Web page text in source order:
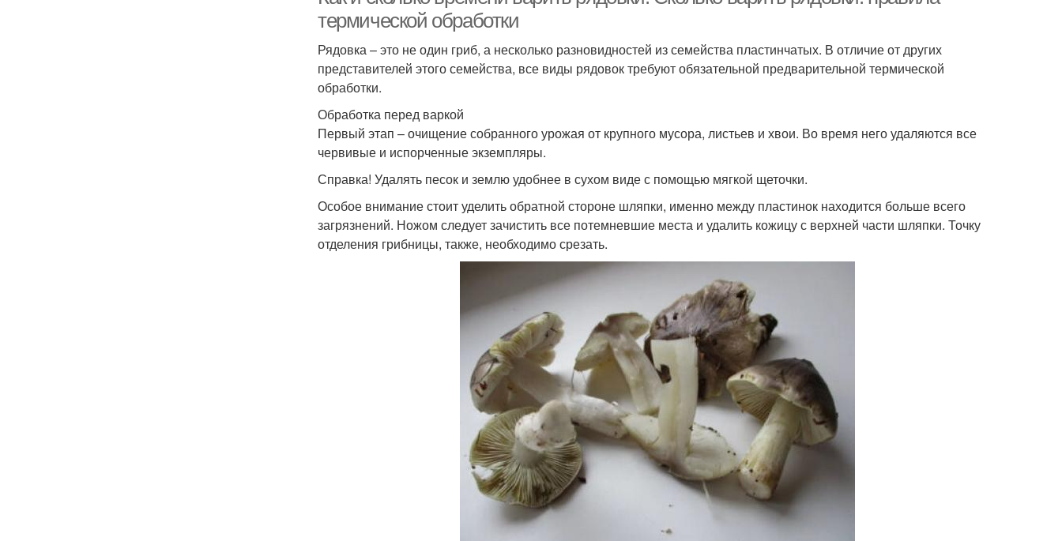
термической обработки
Рядовка – это не один гриб, а несколько разновидностей из семейства пластинчатых. В отличие от других
представителей этого семейства, все виды рядовок требуют обязательной предварительной термической
обработки.
Обработка перед варкой
Первый этап – очищение собранного урожая от крупного мусора, листьев и хвои. Во время него удаляются все
червивые и испорченные экземпляры.
Справка! Удалять песок и землю удобнее в сухом виде с помощью мягкой щеточки.
Особое внимание стоит уделить обратной стороне шляпки, именно между пластинок находится больше всего
загрязнений. Ножом следует зачистить все потемневшие места и удалить кожицу с верхней части шляпки. Точку
отделения грибницы, также, необходимо срезать.